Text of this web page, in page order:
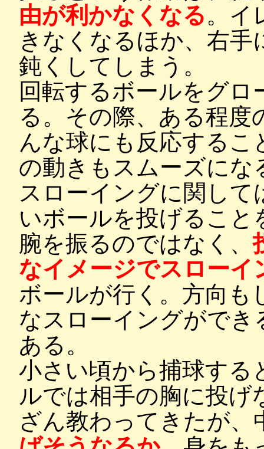
由が利かなくなる。イ
きなくなるほか、右
鈍くしてしまう。
回転するボールをグ
る。その際、ある程度
んな球にも反応する
の動きもスムーズにな
スローイングに関し
いボールを投げるこ
腕を振るのではなく、
なイメージでスローイ
ボールが行く。方向も
なスローイングがで
ある。
小さい頃から捕球する
ルでは相手の胸に投
ざん教わってきたが、